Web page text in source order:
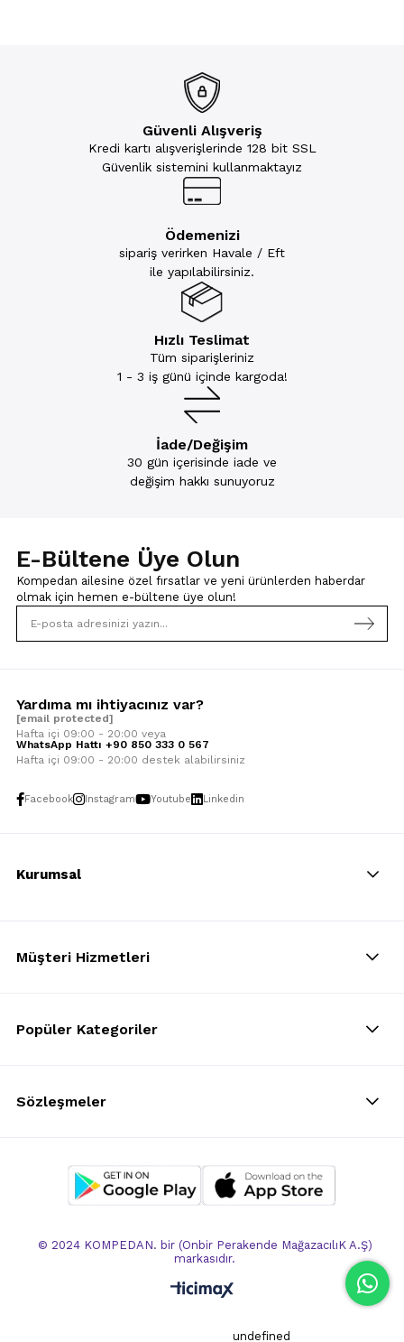
Güvenli Alışveriş
Kredi kartı alışverişlerinde 128 bit SSL
Güvenlik sistemini kullanmaktayız
Ödemenizi
sipariş verirken Havale / Eft
ile yapılabilirsiniz.
Hızlı Teslimat
Tüm siparişleriniz
1 - 3 iş günü içinde kargoda!
İade/Değişim
30 gün içerisinde iade ve
değişim hakkı sunuyoruz
E-Bültene Üye Olun
Kompedan ailesine özel fırsatlar ve yeni ürünlerden haberdar
olmak için hemen e-bültene üye olun!
Yardıma mı ihtiyacınız var?
[email protected]
Hafta içi 09:00 - 20:00 veya
WhatsApp Hattı +90 850 333 0 567
Hafta içi 09:00 - 20:00 destek alabilirsiniz
Facebook Instagram Youtube Linkedin
Kurumsal
Müşteri Hizmetleri
Popüler Kategoriler
Sözleşmeler
© 2024 KOMPEDAN. bir (Onbir Perakende MağazacılıK A.Ş)
markasıdır.
undefined